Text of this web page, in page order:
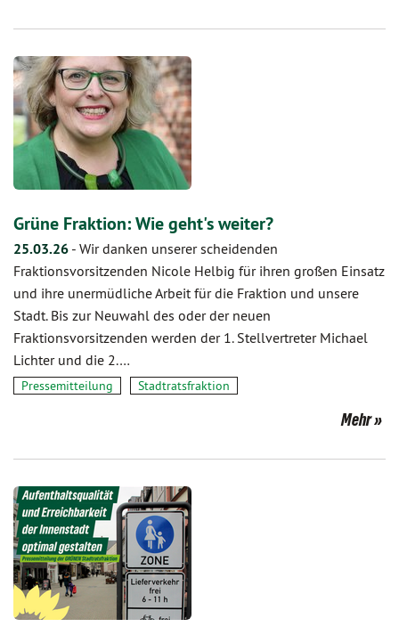
Grüne Fraktion: Wie geht's weiter?
25.03.26 - Wir danken unserer scheidenden
Fraktionsvorsitzenden Nicole Helbig für ihren großen Einsatz
und ihre unermüdliche Arbeit für die Fraktion und unsere
Stadt. Bis zur Neuwahl des oder der neuen
Fraktionsvorsitzenden werden der 1. Stellvertreter Michael
Lichter und die 2.…
Pressemitteilung Stadtratsfraktion
Mehr